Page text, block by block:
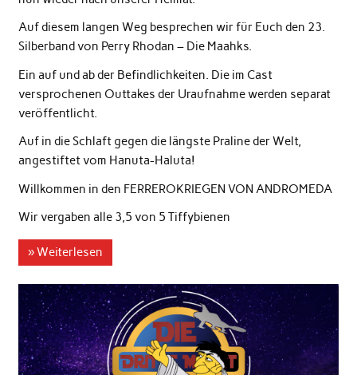
Auf diesem langen Weg besprechen wir für Euch den 23.
Silberband von Perry Rhodan – Die Maahks.
Ein auf und ab der Befindlichkeiten. Die im Cast
versprochenen Outtakes der Uraufnahme werden separat
veröffentlicht.
Auf in die Schlaft gegen die längste Praline der Welt,
angestiftet vom Hanuta-Haluta!
Willkommen in den FERREROKRIEGEN VON ANDROMEDA
Wir vergaben alle 3,5 von 5 Tiffybienen
» Weiterlesen